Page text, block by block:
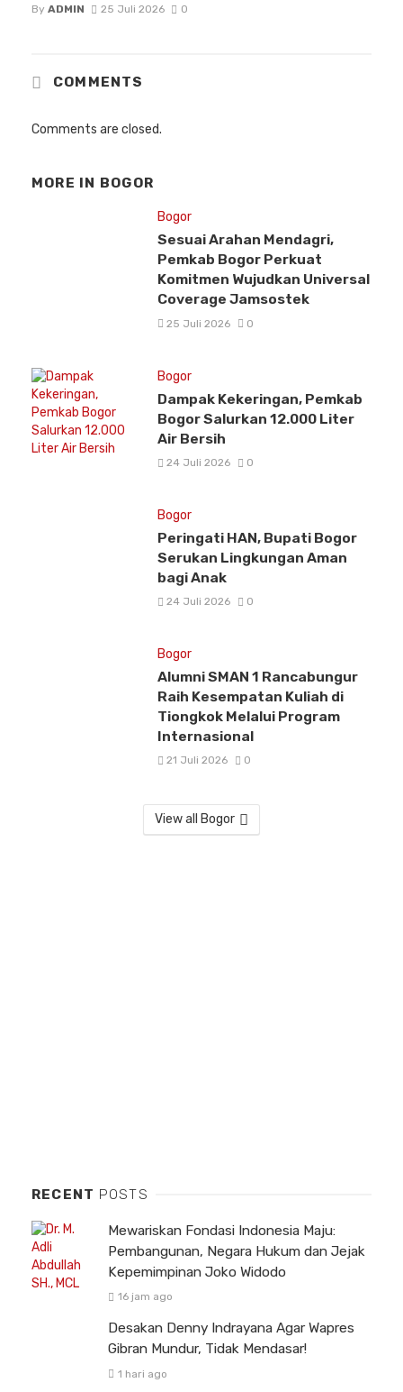
By ADMIN 25 Juli 2026 0
COMMENTS
Comments are closed.
MORE IN BOGOR
Bogor
Sesuai Arahan Mendagri,
Pemkab Bogor Perkuat
Komitmen Wujudkan Universal
Coverage Jamsostek
25 Juli 2026 0
Bogor
Dampak Kekeringan, Pemkab
Bogor Salurkan 12.000 Liter
Air Bersih
24 Juli 2026 0
Bogor
Peringati HAN, Bupati Bogor
Serukan Lingkungan Aman
bagi Anak
24 Juli 2026 0
Bogor
Alumni SMAN 1 Rancabungur
Raih Kesempatan Kuliah di
Tiongkok Melalui Program
Internasional
21 Juli 2026 0
View all Bogor
RECENT POSTS
Mewariskan Fondasi Indonesia Maju:
Pembangunan, Negara Hukum dan Jejak
Kepemimpinan Joko Widodo
16 jam ago
Desakan Denny Indrayana Agar Wapres
Gibran Mundur, Tidak Mendasar!
1 hari ago